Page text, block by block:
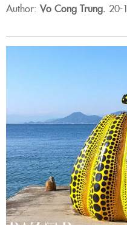
Author: Vo Cong Trung. 20-